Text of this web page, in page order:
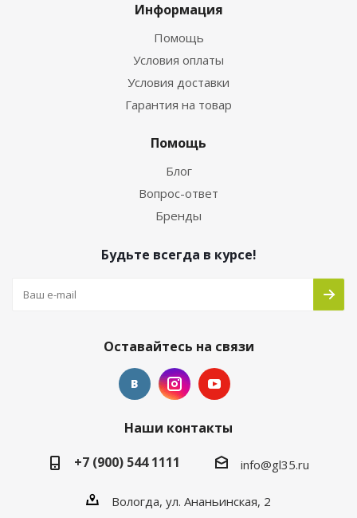
Информация
Помощь
Условия оплаты
Условия доставки
Гарантия на товар
Помощь
Блог
Вопрос-ответ
Бренды
Будьте всегда в курсе!
Оставайтесь на связи
Наши контакты
+7 (900) 544 1111
info@gl35.ru
Вологда, ул. Ананьинская, 2